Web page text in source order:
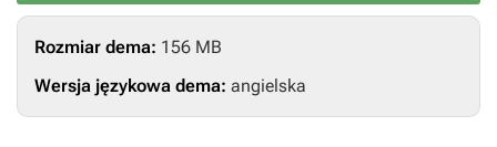
Rozmiar dema: 156 MB
Wersja językowa dema: angielska